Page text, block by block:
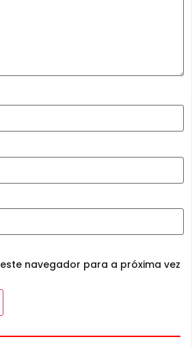
navegador para a próxima vez